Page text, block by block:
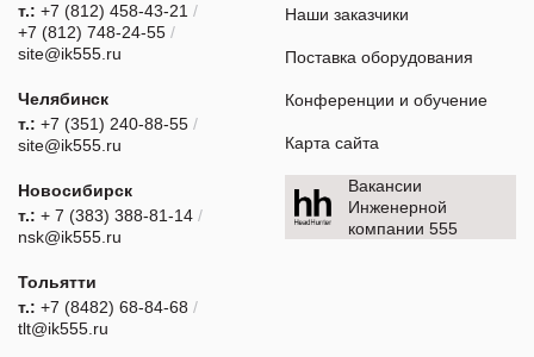
т.: +7 (812) 458-43-21 /
+7 (812) 748-24-55 /
site@ik555.ru
Челябинск
т.: +7 (351) 240-88-55 /
site@ik555.ru
Новосибирск
т.: + 7 (383) 388-81-14 /
nsk@ik555.ru
Тольятти
т.: +7 (8482) 68-84-68 /
tlt@ik555.ru
Наши заказчики
Поставка оборудования
Конференции и обучение
Карта сайта
Вакансии
Инженерной
компании 555